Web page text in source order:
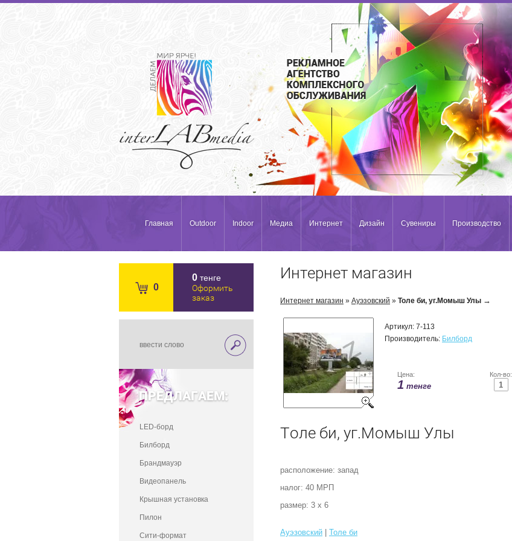
Главная Outdoor Indoor Медиа Интернет Дизайн Сувениры Производство
0
0 тенге
Оформить
заказ
ПРЕДЛАГАЕМ:
LED-борд
Билборд
Брандмауэр
Видеопанель
Крышная установка
Пилон
Сити-формат
Интернет магазин
Интернет магазин » Ауэзовский » Толе би, уг.Момыш Улы →
Артикул: 7-113
Производитель: Билборд
Кол-во:
Цена:
1 тенге
Толе би, уг.Момыш Улы
расположение: запад
налог: 40 МРП
размер: 3 х 6
Ауэзовский
Толе би